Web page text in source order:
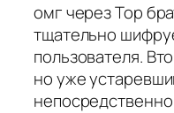
омг через Тор
тщательно
пользователя.
но уже